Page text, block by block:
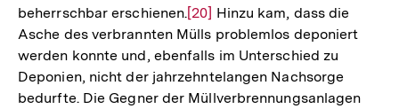
beherrschbar erschienen.Zur
Auflösung
der
Fußnote
[20] Hinzu kam, dass die
Asche des verbrannten Mülls problemlos deponiert
werden konnte und, ebenfalls im Unterschied zu
Deponien, nicht der jahrzehntelangen Nachsorge
bedurfte. Die Gegner der Müllverbrennungsanlagen